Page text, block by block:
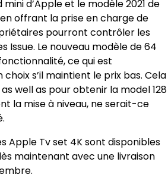
d’Apple et le modèle 2021 de
en offrant la prise en charge de
pourront contrôler les
Issue. Le nouveau modèle de 64
ce qui est
s’il maintient le prix bas. Cela
well as pour obtenir la model 128
la mise à niveau, ne serait-ce
Apple Tv set 4K sont disponibles
maintenant avec une livraison